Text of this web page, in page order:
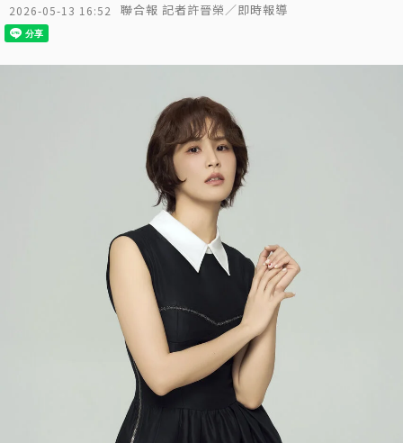
2026-05-13 16:52 聯合報 記者許晉榮／即時報導